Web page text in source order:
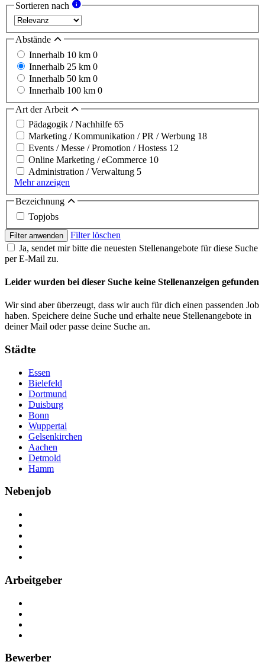
Sortieren nach
Abstände
Innerhalb 10 km 0
Innerhalb 25 km 0
Innerhalb 50 km 0
Innerhalb 100 km 0
Art der Arbeit
Pädagogik / Nachhilfe 65
Marketing / Kommunikation / PR / Werbung 18
Events / Messe / Promotion / Hostess 12
Online Marketing / eCommerce 10
Administration / Verwaltung 5
Mehr anzeigen
Bezeichnung
Topjobs
Filter anwenden
Filter löschen
Ja, sendet mir bitte die neuesten Stellenangebote für diese Suche
per E-Mail zu.
Leider wurden bei dieser Suche keine Stellenanzeigen gefunden
Wir sind aber überzeugt, dass wir auch für dich einen passenden Job
haben. Speichere deine Suche und erhalte neue Stellenangebote in
deiner Mail oder passe deine Suche an.
Städte
Essen
Bielefeld
Dortmund
Duisburg
Bonn
Wuppertal
Gelsenkirchen
Aachen
Detmold
Hamm
Nebenjob
Arbeitgeber
Bewerber